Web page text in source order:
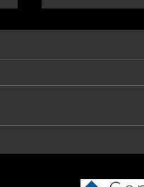
Etten-Leur /
Leur voor een